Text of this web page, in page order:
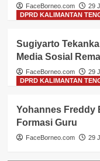
FaceBorneo.com
29
DPRD KALIMANTAN
Sugiyarto
Media Sosial
FaceBorneo.com
29
DPRD KALIMANTAN
Yohannes Freddy
Formasi Guru
FaceBorneo.com 29